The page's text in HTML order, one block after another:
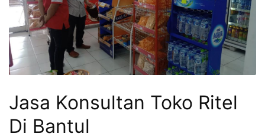
Jasa Konsultan Toko Ritel
Di Bantul